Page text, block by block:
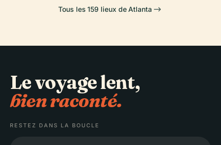
Tous les 159 lieux de Atlanta
Le voyage lent,
bien raconté.
RESTEZ DANS LA BOUCLE